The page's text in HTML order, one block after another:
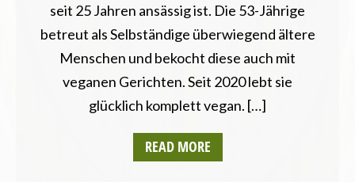
seit 25 Jahren ansässig ist. Die 53-Jährige
betreut als Selbständige überwiegend ältere
Menschen und bekocht diese auch mit
veganen Gerichten. Seit 2020 lebt sie
glücklich komplett vegan. […]
READ MORE